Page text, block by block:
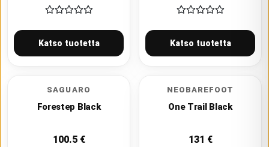
Katso tuotetta Katso tuotetta
SAGUARO
Forestep Black
100.5€
NEOBAREFOOT
One Trail Black
131 €